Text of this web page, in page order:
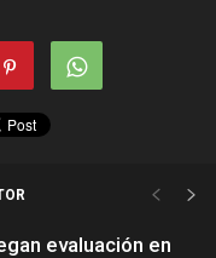
evaluación en